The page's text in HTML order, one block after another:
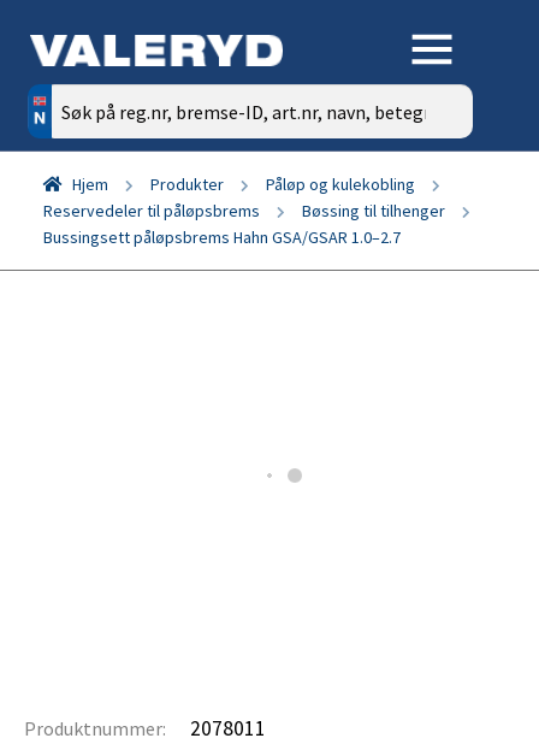
Søk
etter:
Hjem Produkter
Påløp og kulekobling
Reservedeler til påløpsbrems
Bøssing til tilhenger
Bussingsett påløpsbrems Hahn GSA/GSAR 1.0–2.7
Produktnummer: 2078011